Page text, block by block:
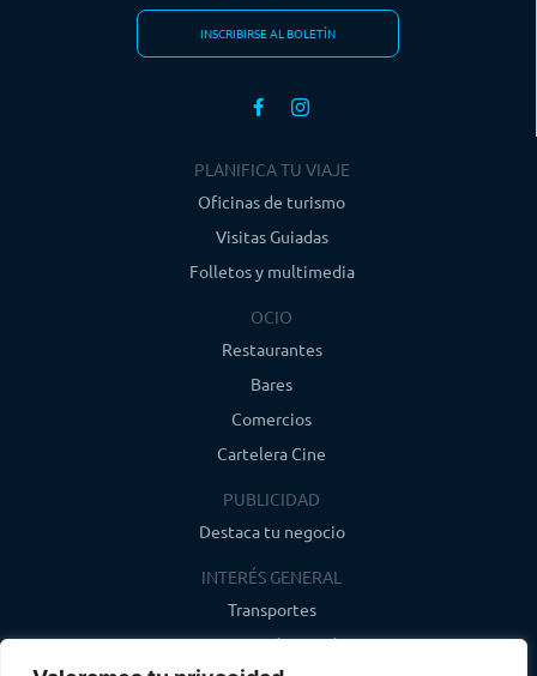
INSCRIBIRSE AL BOLETÍN
PLANIFICA TU VIAJE
Oficinas de turismo
Visitas Guiadas
Folletos y multimedia
OCIO
Restaurantes
Bares
Comercios
Cartelera Cine
PUBLICIDAD
Destaca tu negocio
INTERÉS GENERAL
Transportes
Farmacias de guardia